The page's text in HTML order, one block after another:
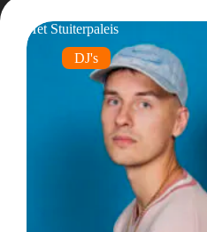
Het Stuiterpaleis
DJ's